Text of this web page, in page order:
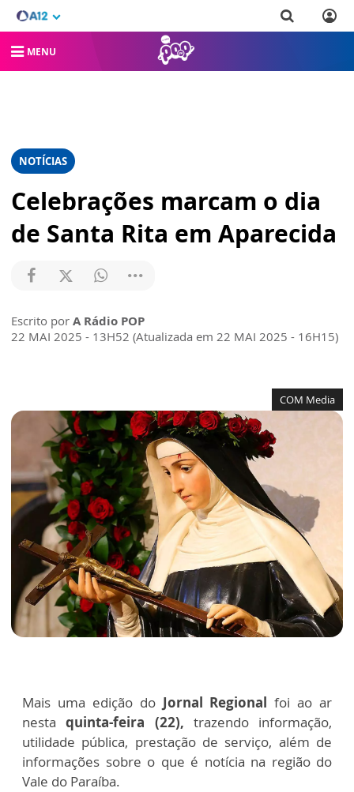
MENU
NOTÍCIAS
Celebrações marcam o dia
de Santa Rita em Aparecida
Escrito por A Rádio POP
22 MAI 2025 - 13H52 (Atualizada em 22 MAI 2025 - 16H15)
COM Media
Mais uma edição do Jornal Regionalfoi ao ar
nestaquinta-feira (22), trazendo informação,
utilidade pública, prestação de serviço, além de
informações sobre o que é notícia na região do
Vale do Paraíba.